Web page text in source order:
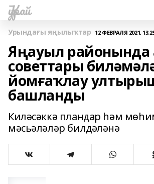
Ҡурай
Урындағы яңылыҡтар 12 ФЕВРАЛЯ 2021,
Яңауыл районында
советтары
йомғаҡлау
башланды
Киләсәккә пландар һәм
мәсьәләләр билдәләнә